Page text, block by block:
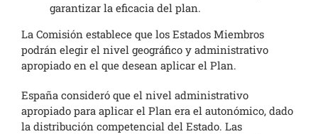
garantizar la eficacia del plan.
La Comisión establece que los Estados Miembros
podrán elegir el nivel geográfico y administrativo
apropiado en el que desean aplicar el Plan.
España consideró que el nivel administrativo
apropiado para aplicar el Plan era el autonómico, dado
la distribución competencial del Estado. Las